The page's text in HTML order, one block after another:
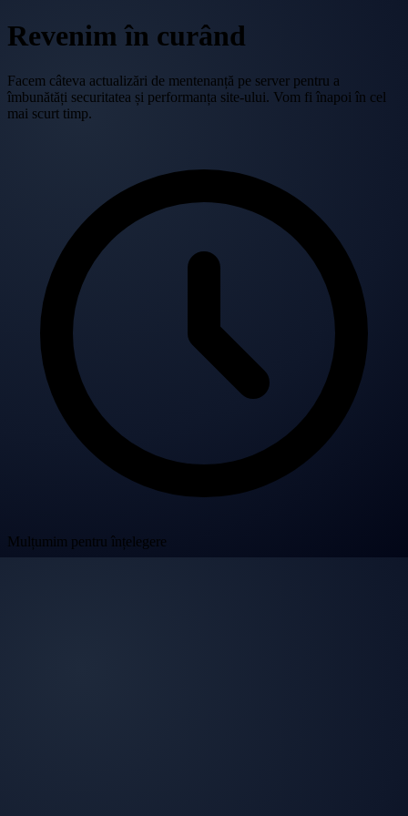
Revenim în curând
Facem câteva actualizări de mentenanță pe server pentru a
îmbunătăți securitatea și performanța site-ului. Vom fi înapoi în cel
mai scurt timp.
Mulțumim pentru înțelegere